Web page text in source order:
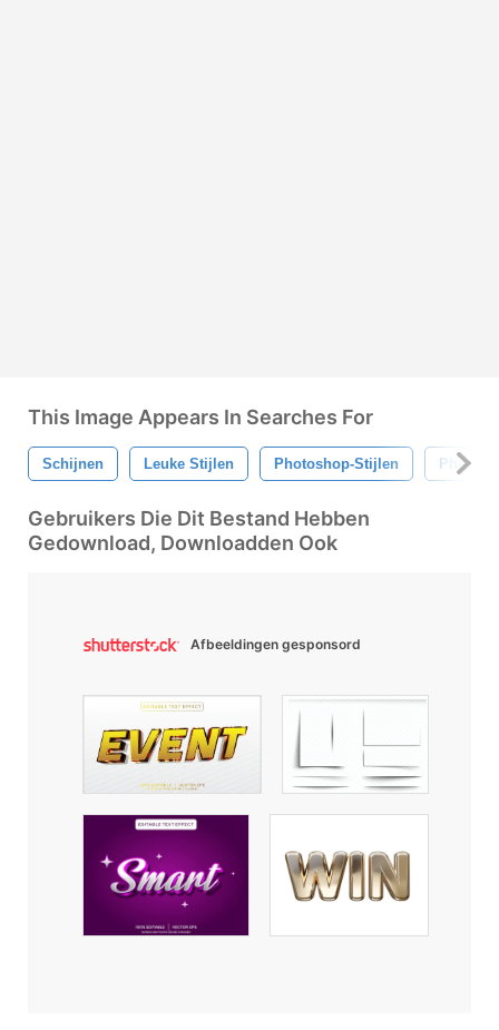
This Image Appears In Searches For
Schijnen Leuke Stijlen Photoshop-Stijlen
Gebruikers Die Dit Bestand Hebben
Gedownload, Downloadden Ook
Afbeeldingen gesponsord